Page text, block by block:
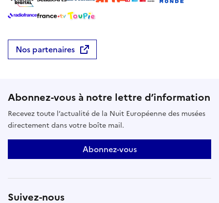
Nos partenaires
Abonnez-vous à notre lettre d’information
Recevez toute l’actualité de la Nuit Européenne des musées
directement dans votre boîte mail.
Abonnez-vous
Suivez-nous